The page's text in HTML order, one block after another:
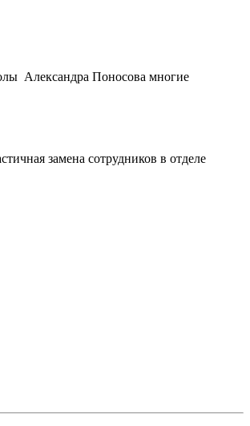
Александра Поносова многие
замена сотрудников в отделе